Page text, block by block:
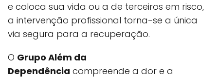
e coloca sua vida ou a de terceiros em risco,
a intervenção profissional torna-se a única
via segura para a recuperação.
O Grupo Além da
Dependência compreende a dor e a